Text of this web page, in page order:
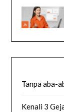
Tanpa aba-
Kenali 3